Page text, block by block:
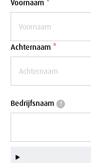
Voornaam *
Achternaam *
Bedrijfsnaam
Bedrijfsnaam ?